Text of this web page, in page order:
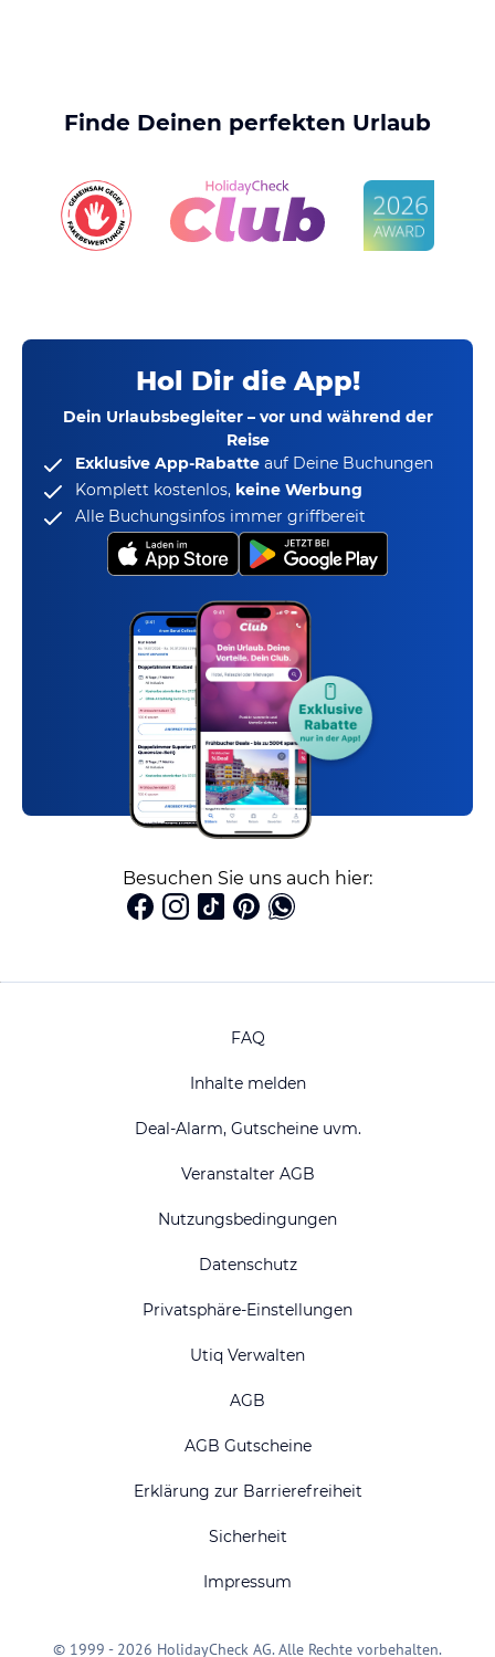
Finde Deinen perfekten Urlaub
Hol Dir die App!
Dein Urlaubsbegleiter – vor und während der
Reise
Exklusive App-Rabatte auf Deine Buchungen
Komplett kostenlos, keine Werbung
Alle Buchungsinfos immer griffbereit
Besuchen Sie uns auch hier:
FAQ
Inhalte melden
Deal-Alarm, Gutscheine uvm.
Veranstalter AGB
Nutzungsbedingungen
Datenschutz
Privatsphäre-Einstellungen
Utiq Verwalten
AGB
AGB Gutscheine
Erklärung zur Barrierefreiheit
Sicherheit
Impressum
© 1999 - 2026 HolidayCheck AG. Alle Rechte vorbehalten.